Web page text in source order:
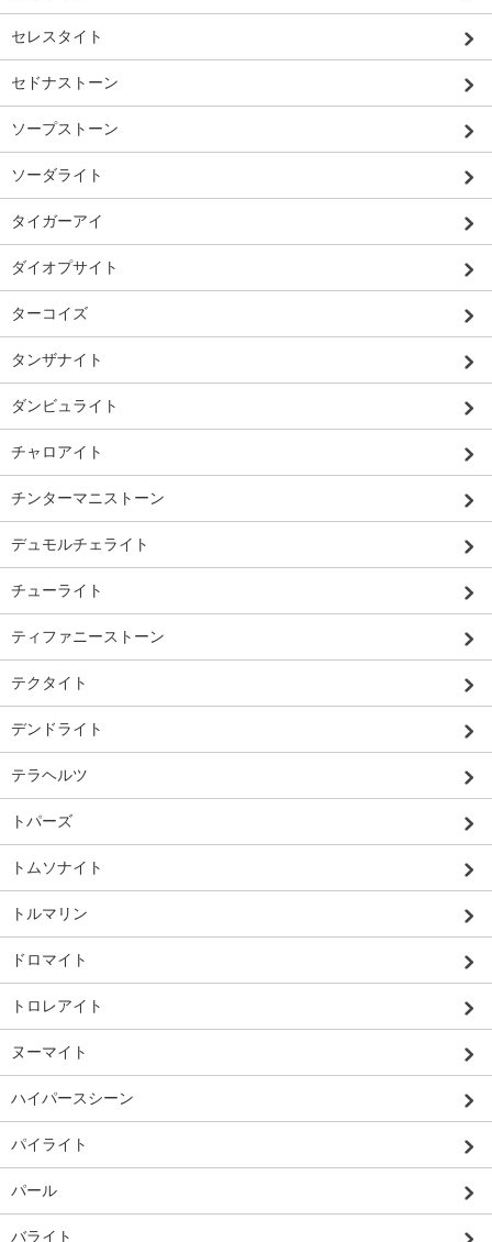
セレスタイト
セドナストーン
ソープストーン
ソーダライト
タイガーアイ
ダイオプサイト
ターコイズ
タンザナイト
ダンビュライト
チャロアイト
チンターマニストーン
デュモルチェライト
チューライト
ティファニーストーン
テクタイト
デンドライト
テラヘルツ
トパーズ
トムソナイト
トルマリン
ドロマイト
トロレアイト
ヌーマイト
ハイパースシーン
パイライト
パール
バライト